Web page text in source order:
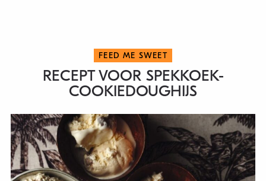
FEED ME SWEET
RECEPT VOOR SPEKKOEK-
COOKIEDOUGHIJS